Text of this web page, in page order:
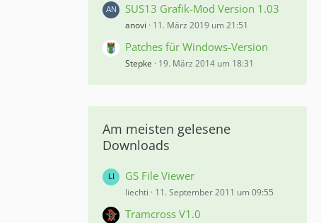
SUS13 Grafik-Mod Version 1.03
anovi 11. März 2019 um 21:51
Patches für Windows-Version
Stepke 19. März 2014 um 18:31
Am meisten gelesene
Downloads
GS File Viewer
liechti 11. September 2011 um 09:55
Tramcross V1.0